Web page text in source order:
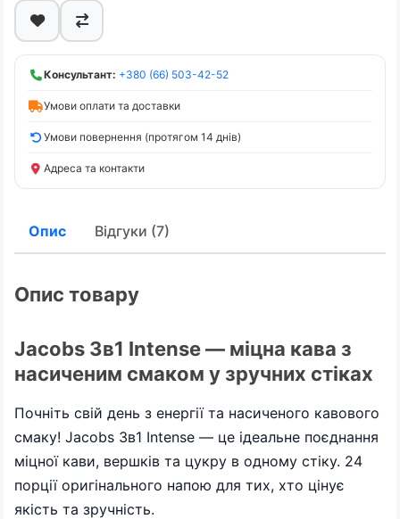
Консультант: +380 (66) 503-42-52
Умови оплати та доставки
Умови повернення (протягом 14 днів)
Адреса та контакти
Опис Відгуки (7)
Опис товару
Jacobs 3в1 Intense — міцна кава з
насиченим смаком у зручних стіках
Почніть свій день з енергії та насиченого кавового
смаку! Jacobs 3в1 Intense — це ідеальне поєднання
міцної кави, вершків та цукру в одному стіку. 24
порції оригінального напою для тих, хто цінує
якість та зручність.